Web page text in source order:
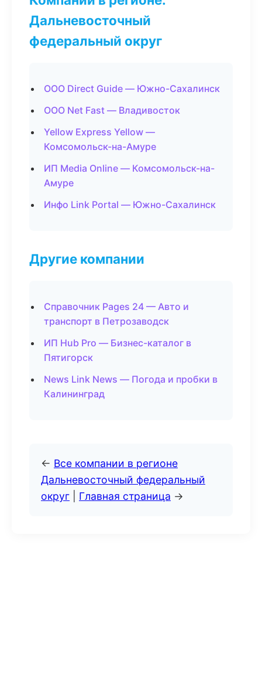
Дальневосточный
федеральный округ
ООО Direct Guide — Южно-Сахалинск
ООО Net Fast — Владивосток
Yellow Express Yellow —
Комсомольск-на-Амуре
ИП Media Online — Комсомольск-на-
Амуре
Инфо Link Portal — Южно-Сахалинск
Другие компании
Справочник Pages 24 — Авто и
транспорт в Петрозаводск
ИП Hub Pro — Бизнес-каталог в
Пятигорск
News Link News — Погода и пробки в
Калининград
← Все компании в регионе
Дальневосточный федеральный
округ
Главная страница →